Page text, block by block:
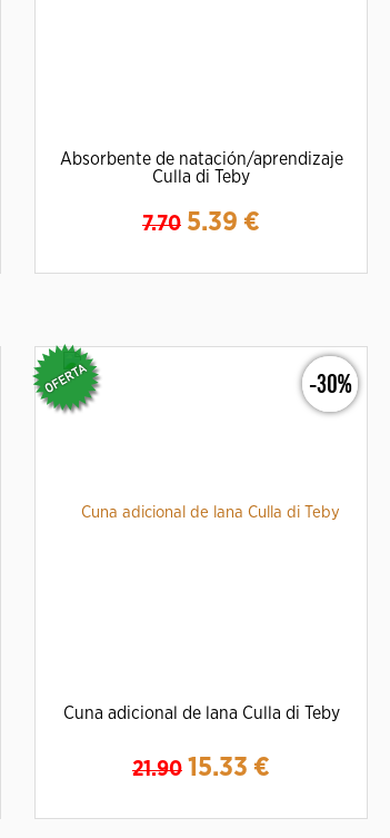
Absorbente de natación/aprendizaje
Culla di Teby
7.70 5.39 €
-30%
Cuna adicional de lana Culla di Teby
21.90 15.33 €